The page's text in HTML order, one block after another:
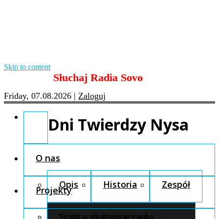
Skip to content
Słuchaj Radia Sovo
Friday, 07.08.2026 | Zaloguj
O nas
Opis Historia Zespół
Fundacja Pro Cultura
Projekty
SoVo – dostępne radio
Dni Twierdzy Nysa